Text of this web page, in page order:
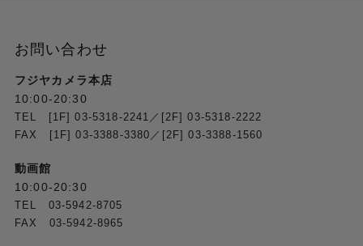
お問い合わせ
フジヤカメラ本店
10:00-20:30
TEL [1F] 03-5318-2241／[2F] 03-5318-2222
FAX [1F] 03-3388-3380／[2F] 03-3388-1560
動画館
10:00-20:30
TEL 03-5942-8705
FAX 03-5942-8965